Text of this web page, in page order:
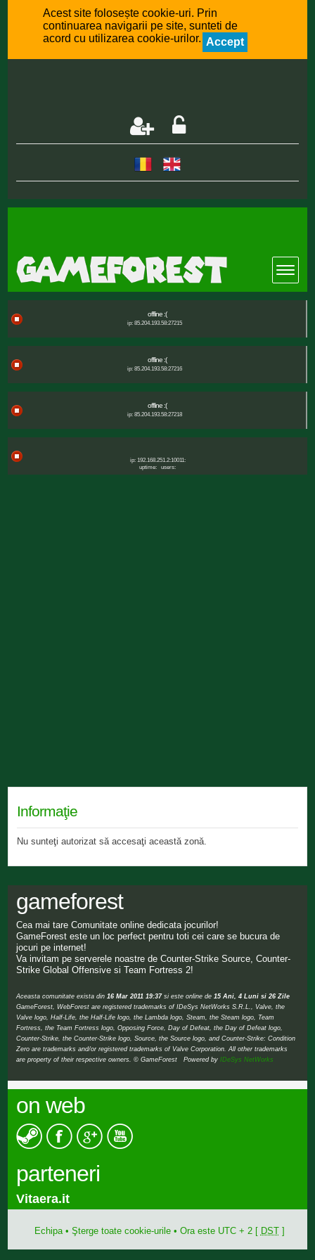
Acest site folosește cookie-uri. Prin
continuarea navigarii pe site, sunteti de
acord cu utilizarea cookie-urilor. Accept
offline :(
ip: 85.204.193.58:27215
offline :(
ip: 85.204.193.58:27216
offline :(
ip: 85.204.193.58:27218
ip: 192.168.251.2:10011:
uptime:
users:
Informaţie
Nu sunteţi autorizat să accesaţi această zonă.
gameforest
Cea mai tare Comunitate online dedicata jocurilor!
GameForest este un loc perfect pentru toti cei care se bucura de
jocuri pe internet!
Va invitam pe serverele noastre de Counter-Strike Source, Counter-
Strike Global Offensive si Team Fortress 2!
Aceasta comunitate exista din 16 Mar 2011 19:37si este online de 15 Ani, 4 Luni si 26 Zile
GameForest, WebForest are registered trademarks of IDeSys NetWorks S.R.L., Valve, the
Valve logo, Half-Life, the Half-Life logo, the Lambda logo, Steam, the Steam logo, Team
Fortress, the Team Fortress logo, Opposing Force, Day of Defeat, the Day of Defeat logo,
Counter-Strike, the Counter-Strike logo, Source, the Source logo, and Counter-Strike: Condition
Zero are trademarks and/or registered trademarks of Valve Corporation. All other trademarks
are property of their respective owners. © GameForest Powered byIDeSys NetWorks
on web
parteneri
Vitaera.it
Echipa• Şterge toate cookie-urile• Ora este UTC + 2 [ DST]